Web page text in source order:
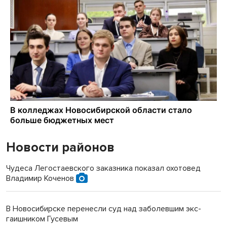
Новости районов
Чудеса Легостаевского заказника показал охотовед
Владимир Коченов
В Новосибирске перенесли суд над заболевшим экс-
гаишником Гусевым